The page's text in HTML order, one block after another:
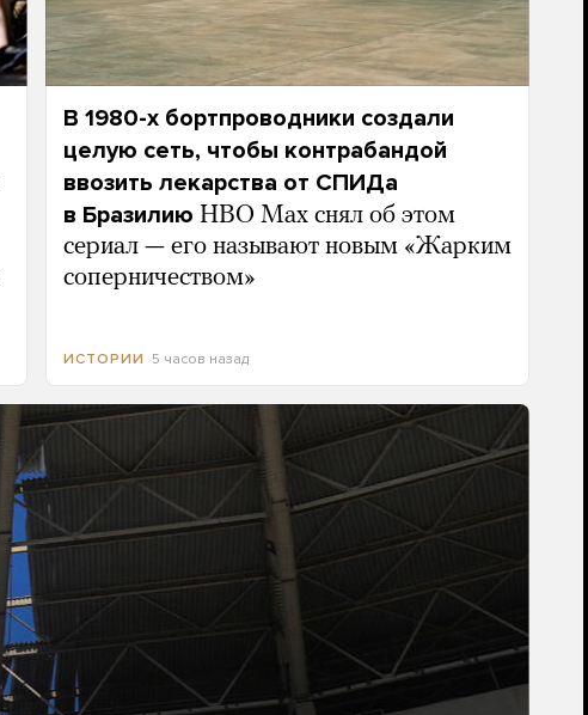
В 1980-х бортпроводники создали
целую сеть, чтобы контрабандой
ввозить лекарства от СПИДа
в Бразилию HBO Max снял об этом
сериал — его называют новым «Жарким
соперничеством»
ИСТОРИИ 5 часов назад